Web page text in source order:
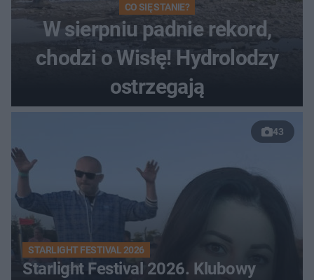
CO SIĘ STANIE?
W sierpniu padnie rekord,
chodzi o Wisłę! Hydrolodzy
ostrzegają
43
STARLIGHT FESTIVAL 2026
Starlight Festival 2026. Klubowy